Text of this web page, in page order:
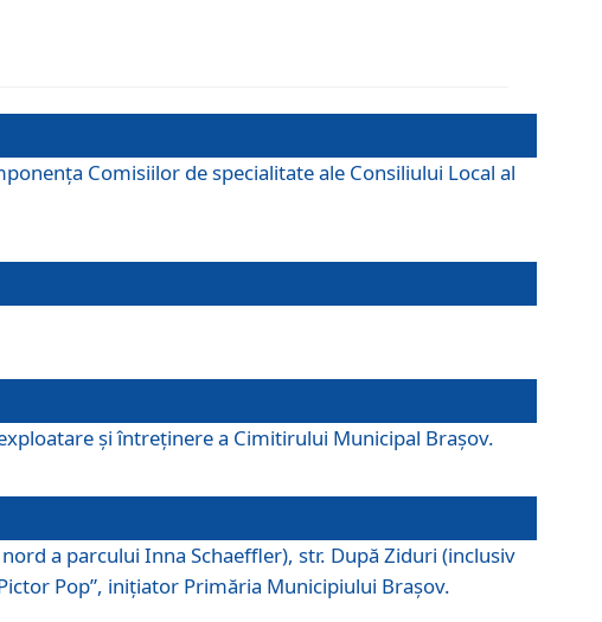
Comisiilor de specialitate ale Consiliului Local al
şi întreţinere a Cimitirului Municipal Braşov.
a parcului Inna Schaeffler), str. După Ziduri (inclusiv
Pop”, iniţiator Primăria Municipiului Braşov.